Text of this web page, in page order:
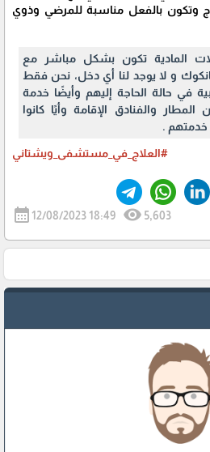
وتكون بالفعل مناسبة للمرضي وذوي
المادية تكون بشكل مباشر مع
و لا يوجد لنا أي دخل، نحن فقط
في حالة الحاجة إليهم وأيضًا خدمة
والفنادق الإقامة وأيًا كانوا
.
#العلاج_في_مستشفى_ويشتاني
calendar_month 12/08/2023 18:49 visibility 5,603